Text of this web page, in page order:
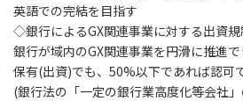
英語での完結を目指す
◇銀行によるGX関連事業に対する出資規
銀行が域内のGX関連事業を円滑に推進
保有(出資)でも、50%以下であれば認可
(銀行法の「一定の銀行業高度化等会社」